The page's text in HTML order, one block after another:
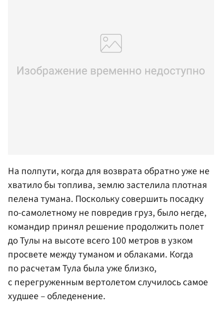
На полпути, когда для возврата обратно уже не
хватило бы топлива, землю застелила плотная
пелена тумана. Поскольку совершить посадку
по-самолетному не повредив груз, было негде,
командир принял решение продолжить полет
до Тулы на высоте всего 100 метров в узком
просвете между туманом и облаками. Когда
по расчетам Тула была уже близко,
с перегруженным вертолетом случилось самое
худшее – обледенение.